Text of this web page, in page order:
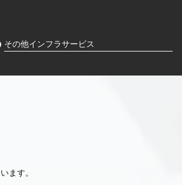
その他インフラサービス
ます。